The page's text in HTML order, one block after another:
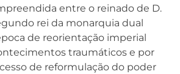
entre o reinado de D.
rei da monarquia dual
de reorientação imperial
traumáticos e por
de reformulação do poder